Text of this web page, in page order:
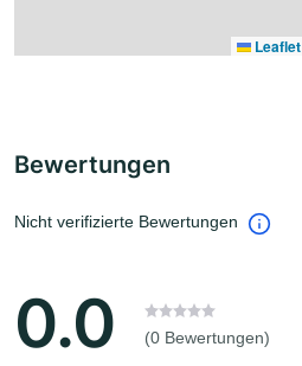
Leaflet
Bewertungen
Nicht verifizierte Bewertungen
0.0 (0 Bewertungen)